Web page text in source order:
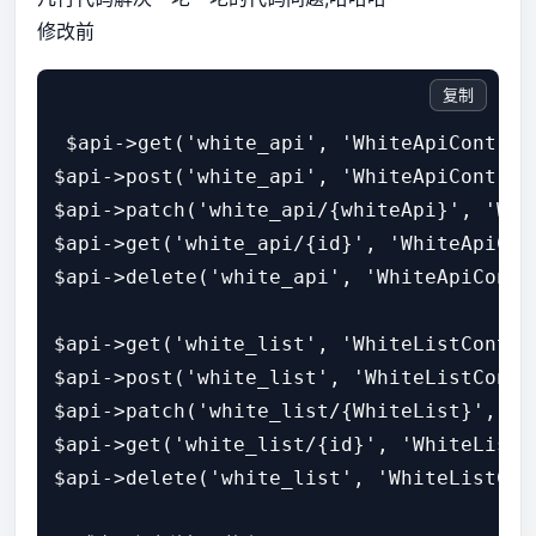
修改前
$api->get('white_api',
$api->post('white_api',
$api->patch('white_api/{whiteApi}',
$api->get('white_api/{id}',
$api->delete('white_api',
$api->get('white_list',
$api->post('white_list',
$api->patch('white_list/{WhiteList}',
$api->get('white_list/{id}',
$api->delete('white_list',
复制